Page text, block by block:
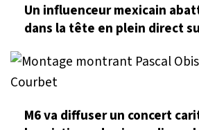
Un influenceur mexicain
dans la tête en plein direct
M6 va diffuser un concert